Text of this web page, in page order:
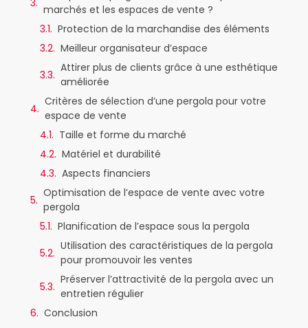
marchés et les espaces de vente ?
Protection de la marchandise des éléments
Meilleur organisateur d’espace
Attirer plus de clients grâce à une esthétique
améliorée
Critères de sélection d’une pergola pour votre
espace de vente
Taille et forme du marché
Matériel et durabilité
Aspects financiers
Optimisation de l’espace de vente avec votre
pergola
Planification de l’espace sous la pergola
Utilisation des caractéristiques de la pergola
pour promouvoir les ventes
Préserver l’attractivité de la pergola avec un
entretien régulier
Conclusion